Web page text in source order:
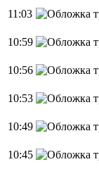
11:03
10:59
10:56
10:53
10:49
10:45